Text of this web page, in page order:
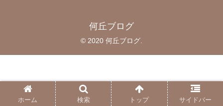
何丘ブログ
© 2020 何丘ブログ.
ホーム 検索 トップ サイドバー